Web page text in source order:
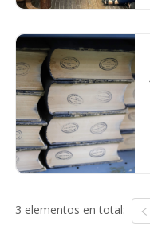
3 elementos en total: